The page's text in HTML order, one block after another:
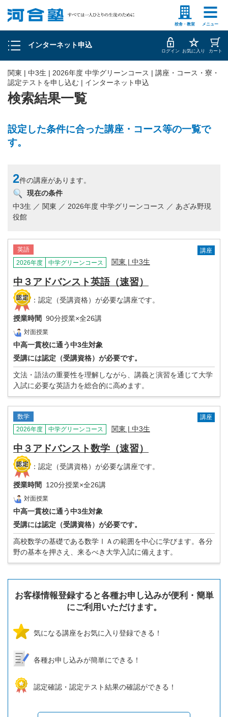
校舎・教室 メニュー
塾生の方 高等学校の先生
インターネット申込
申込履歴の確認
お客様情報の確認・変更 ログイン お気に入り カート
検索結果一覧
関東 | 中3生 | 2026年度 中学グリーンコース | 講座・コース・寮・
認定テストを申し込む | インターネット申込
設定した条件に合った講座・コース等の一覧で
す。
2件の講座があります。
現在の条件
中3生 ／ 関東 ／ 2026年度 中学グリーンコース ／ あざみ野現
役館
英語
講座
2026年度
中学グリーンコース 関東 | 中3生
中３アドバンスト英語（速習）
：認定（受講資格）が必要な講座です。
授業時間 90分授業×全26講
対面授業
中高一貫校に通う中3生対象
受講には認定（受講資格）が必要です。
文法・語法の重要性を理解しながら、講義と演習を通じて大学
入試に必要な英語力を総合的に高めます。
数学
講座
2026年度
中学グリーンコース 関東 | 中3生
中３アドバンスト数学（速習）
：認定（受講資格）が必要な講座です。
授業時間 120分授業×全26講
対面授業
中高一貫校に通う中3生対象
受講には認定（受講資格）が必要です。
高校数学の基礎である数学ⅠＡの範囲を中心に学びます。各分
野の基本を押さえ、来るべき大学入試に備えます。
お客様情報登録すると各種お申し込みが便利・簡単
にご利用いただけます。
気になる講座をお気に入り登録できる！
各種お申し込みが簡単にできる！
認定確認・認定テスト結果の確認ができる！